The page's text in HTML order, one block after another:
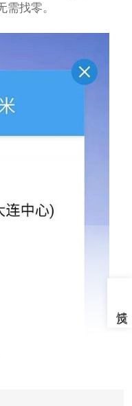
找零。